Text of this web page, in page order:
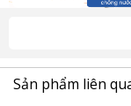
Galaxy Tab S11
Sản phẩm liên